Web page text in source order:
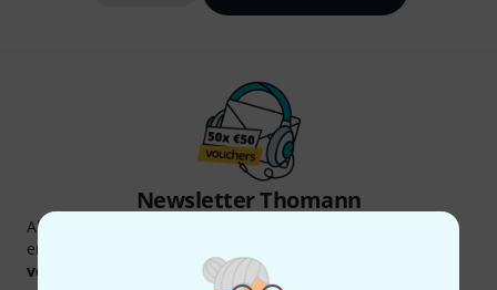
Newsletter Thomann
Abonați-vă la buletinul informativ Thomann în limba
engleză și, cu puțin noroc, puteți câștiga unul dintre
voucherele
în valoare de
fiecare!